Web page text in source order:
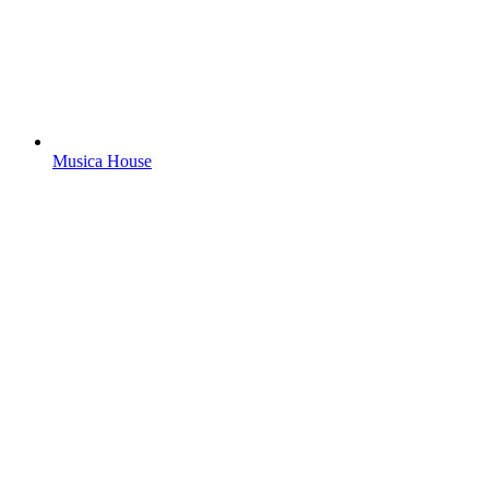
Musica House